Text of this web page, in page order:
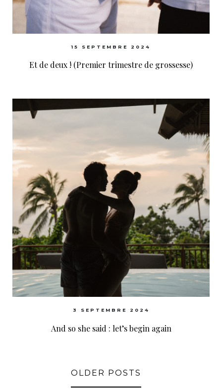
15 SEPTEMBRE 2024
Et de deux ! (Premier trimestre de grossesse)
3 SEPTEMBRE 2024
And so she said : let’s begin again
OLDER POSTS